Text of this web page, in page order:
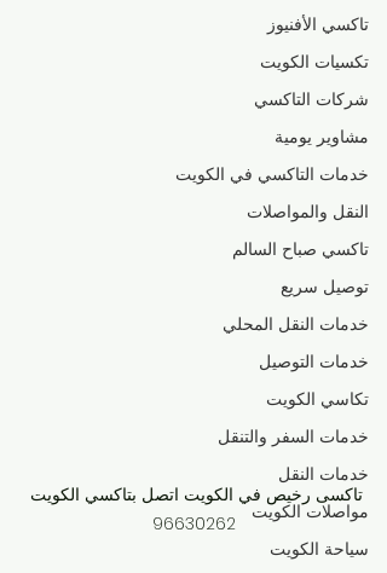
تاكسي الأفنيوز
تكسيات الكويت
شركات التاكسي
مشاوير يومية
خدمات التاكسي في الكويت
النقل والمواصلات
تاكسي صباح السالم
توصيل سريع
خدمات النقل المحلي
خدمات التوصيل
تكاسي الكويت
خدمات السفر والتنقل
خدمات النقل
مواصلات الكويت
سياحة الكويت
تاكسى رخيص في الكويت اتصل بتاكسي الكويت
96630262